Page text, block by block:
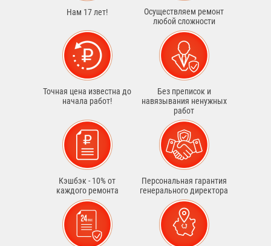
Нам 17 лет!
Осуществляем ремонт
любой сложности
Точная цена известна до
начала работ!
Без преписок и
навязывания ненужных
работ
Кэшбэк - 10% от
каждого ремонта
Персональная гарантия
генерального директора